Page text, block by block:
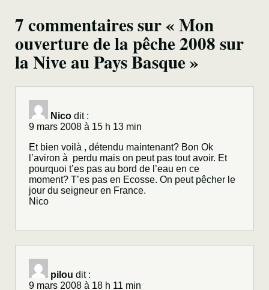
7 commentaires sur « Mon
ouverture de la pêche 2008 sur
la Nive au Pays Basque »
Nico dit :
9 mars 2008 à 15 h 13 min
Et bien voilà , détendu maintenant? Bon Ok
l’aviron à perdu mais on peut pas tout avoir. Et
pourquoi t’es pas au bord de l’eau en ce
moment? T’es pas en Ecosse. On peut pêcher le
jour du seigneur en France.
Nico
pilou dit :
9 mars 2008 à 18 h 11 min